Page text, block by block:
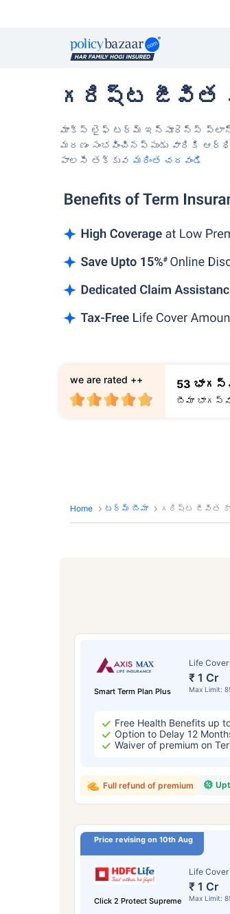
గరిష్ట జీవిత
మాక్స్ లైఫ్ టర్మ్ ఇన్సూరెన్స్ ప్లాన్
మరణం సంభవించినప్పుడు వారికి
పాలసీ తక్కువ మరింత చదవండి
53
బీమా
we are rated ++
Home టర్మ్ బీమా గరిష్ట జీవిత
Smart Term Plan Plus
Life Cover
₹ 1 Cr
Max Limit:
Free Health Benefits up
Option to Delay 12
Waiver of premium on
Full refund of premium
Price revising on 10th Aug
Click 2 Protect Supreme
Life Cover
₹ 1 Cr
Max Limit: